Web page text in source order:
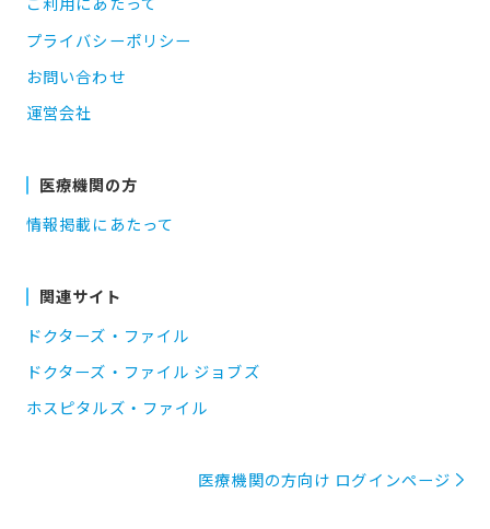
プライバシーポリシー
お問い合わせ
運営会社
医療機関の方
情報掲載にあたって
関連サイト
ドクターズ・ファイル
ドクターズ・ファイル ジョブズ
ホスピタルズ・ファイル
医療機関の方向け ログインページ